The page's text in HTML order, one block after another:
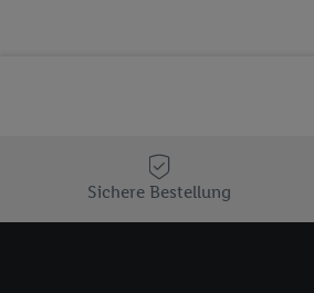
Sichere Bestellung